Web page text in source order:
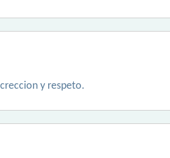
y respeto.